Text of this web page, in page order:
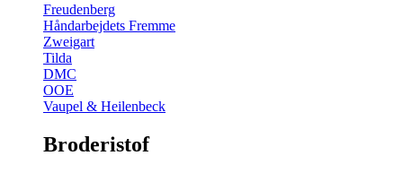
Freudenberg
Håndarbejdets Fremme
Zweigart
Tilda
DMC
OOE
Vaupel & Heilenbeck
Broderistof